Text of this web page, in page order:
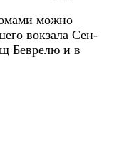
можно
вокзала Сен-
Беврелю и в